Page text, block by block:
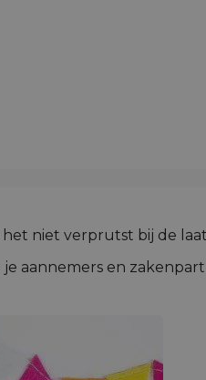
niet verprutst bij de
aannemers en